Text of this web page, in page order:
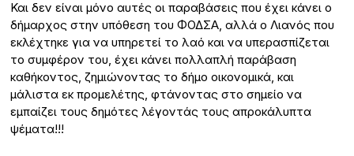
Και δεν είναι μόνο αυτές οι παραβάσεις που έχει κάνει ο
δήμαρχος στην υπόθεση του ΦΟΔΣΑ, αλλά ο Λιανός που
εκλέχτηκε για να υπηρετεί το λαό και να υπερασπίζεται
το συμφέρον του, έχει κάνει πολλαπλή παράβαση
καθήκοντος, ζημιώνοντας το δήμο οικονομικά, και
μάλιστα εκ προμελέτης, φτάνοντας στο σημείο να
εμπαίζει τους δημότες λέγοντάς τους απροκάλυπτα
ψέματα!!!